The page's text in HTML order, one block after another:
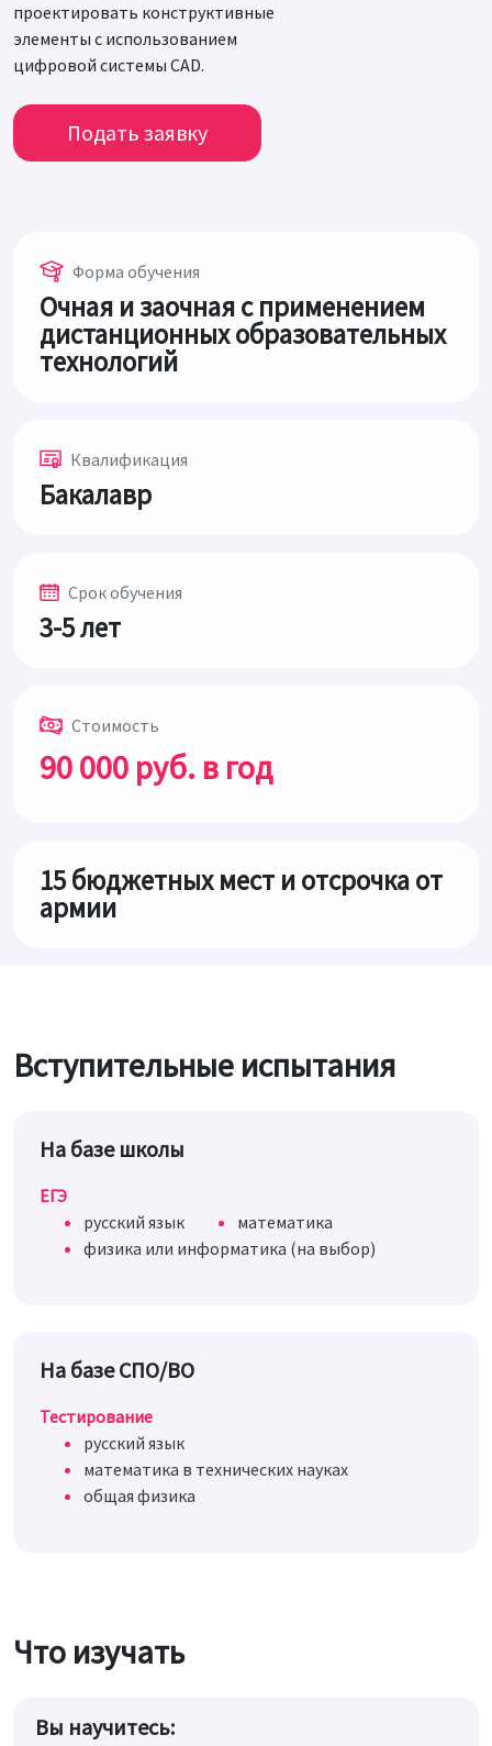
проектировать конструктивные
элементы c использованием
цифровой системы САD.
Подать заявку
Форма обучения
Очная и заочная с применением
дистанционных образовательных
технологий
Квалификация
Бакалавр
Срок обучения
3-5 лет
Стоимость
90 000 руб. в год
15 бюджетных мест и отсрочка от
армии
Вступительные испытания
На базе школы
ЕГЭ
русский язык
математика
физика или информатика (на выбор)
На базе СПО/ВО
Тестирование
русский язык
математика в технических науках
общая физика
Что изучать
Вы научитесь: